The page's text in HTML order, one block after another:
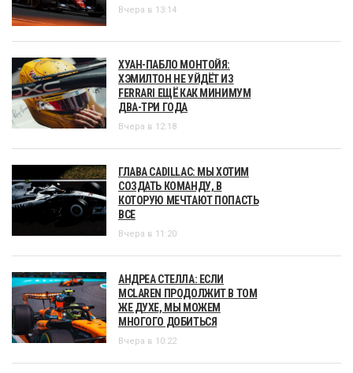
Вчера в 13:14
ХУАН-ПАБЛО МОНТОЙЯ:
ХЭМИЛТОН НЕ УЙДЁТ ИЗ
FERRARI ЕЩЁ КАК МИНИМУМ
ДВА-ТРИ ГОДА
Вчера в 12:18
ГЛАВА CADILLAC: МЫ ХОТИМ
СОЗДАТЬ КОМАНДУ, В
КОТОРУЮ МЕЧТАЮТ ПОПАСТЬ
ВСЕ
Вчера в 11:20
АНДРЕА СТЕЛЛА: ЕСЛИ
MCLAREN ПРОДОЛЖИТ В ТОМ
ЖЕ ДУХЕ, МЫ МОЖЕМ
МНОГОГО ДОБИТЬСЯ
Вчера в 10:22